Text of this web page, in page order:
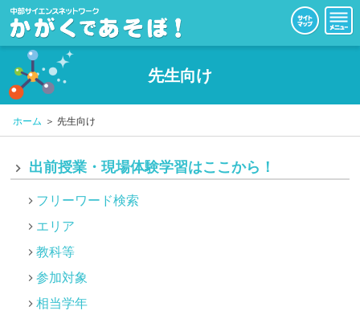
先生向け
ホーム 先生向け
出前授業・現場体験学習はここから！
フリーワード検索
エリア
教科等
参加対象
相当学年